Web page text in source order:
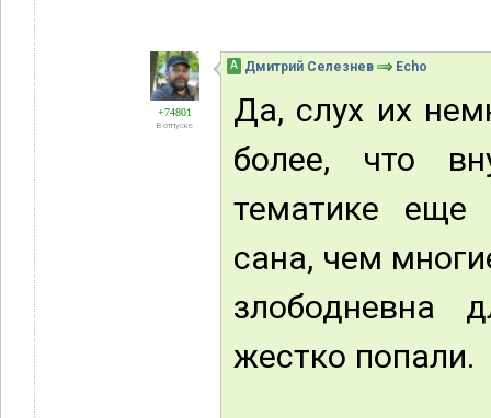
+74801
В отпуске
А Дмитрий Селезнев Echo
Да, слух их
более, что
тематике еще
сана, чем
злободневна
жестко попали.